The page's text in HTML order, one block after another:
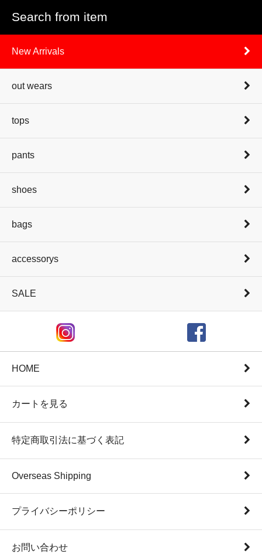
Search from item
New Arrivals
out wears
tops
pants
shoes
bags
accessorys
SALE
HOME
カートを見る
特定商取引法に基づく表記
Overseas Shipping
プライバシーポリシー
お問い合わせ